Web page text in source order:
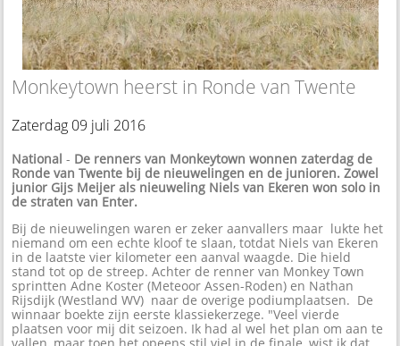
Monkeytown heerst in Ronde van Twente
Zaterdag 09 juli 2016
National - De renners van Monkeytown wonnen zaterdag de
Ronde van Twente bij de nieuwelingen en de junioren. Zowel
junior Gijs Meijer als nieuweling Niels van Ekeren won solo in
de straten van Enter.
Bij de nieuwelingen waren er zeker aanvallers maar lukte het
niemand om een echte kloof te slaan, totdat Niels van Ekeren
in de laatste vier kilometer een aanval waagde. Die hield
stand tot op de streep. Achter de renner van Monkey Town
sprintten Adne Koster (Meteoor Assen-Roden) en Nathan
Rijsdijk (Westland WV) naar de overige podiumplaatsen. De
winnaar boekte zijn eerste klassiekerzege. "Veel vierde
plaatsen voor mij dit seizoen. Ik had al wel het plan om aan te